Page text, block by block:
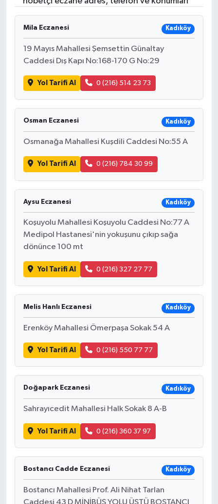
Mila Eczanesi Kadıköy
19 Mayıs Mahallesi Şemsettin Günaltay
Caddesi Dış Kapı No:168-170 G No:29
Yol Tarifi Al 0 (216) 514 23 73
Osman Eczanesi Kadıköy
Osmanağa Mahallesi Kuşdili Caddesi No:55 A
Yol Tarifi Al 0 (216) 784 30 99
Aysu Eczanesi Kadıköy
Koşuyolu Mahallesi Koşuyolu Caddesi No:77 A
Medipol Hastanesi'nin yokuşunu çıkıp sağa
dönünce 100 mt
Yol Tarifi Al 0 (216) 327 27 77
Melis Hanlı Eczanesi Kadıköy
Erenköy Mahallesi Ömerpaşa Sokak 54 A
Yol Tarifi Al 0 (216) 550 77 77
Doğapark Eczanesi Kadıköy
Sahrayıcedit Mahallesi Halk Sokak 8 A-B
Yol Tarifi Al 0 (216) 360 37 97
Bostancı Cadde Eczanesi Kadıköy
Bostancı Mahallesi Prof. Ali Nihat Tarlan
Caddesi 43 D MİNİBÜS YOLU ÜSTÜ BOSTANCI
Turizm